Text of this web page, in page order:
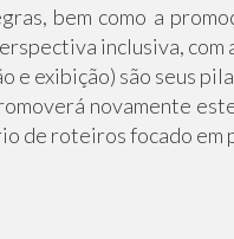
bem como a
inclusiva,
e exibição) são seus
novamente
de roteiros focado